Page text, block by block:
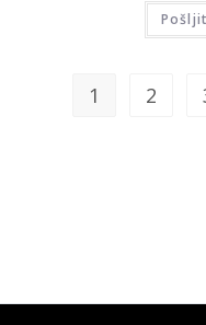
1 2